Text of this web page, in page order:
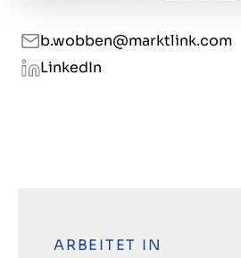
b.wobben@marktlink.com
LinkedIn
ARBEITET IN